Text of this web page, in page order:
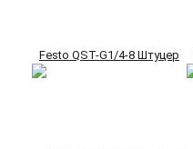
Festo QST-G1/4-8 Штуцер